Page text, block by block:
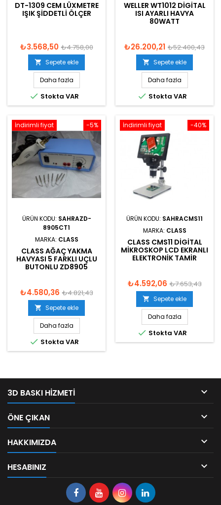
DT-1309 CEM LÜXMETRE
IŞIK ŞIDDETLI ÖLÇER
₺3.568,50 ₺4.758,00
 Sepete ekle
Daha fazla
 Stokta VAR
WELLER WT1012 DIGITAL
ISI AYARLI HAVYA
80WATT
₺26.200,21 ₺52.400,43
 Sepete ekle
Daha fazla
 Stokta VAR
-5%
İndirimli fiyat
ÜRÜN KODU: SAHRAZD-
8905CT1
MARKA: CLASS
CLASS AĞAÇ YAKMA
HAVYASI 5 FARKLI UÇLU
BUTONLU ZD8905
₺4.580,36 ₺4.821,43
 Sepete ekle
Daha fazla
 Stokta VAR
-40%
İndirimli fiyat
ÜRÜN KODU: SAHRACMS11
MARKA: CLASS
CLASS CMS11 DIGITAL
MIKROSKOP LCD EKRANLI
ELEKTRONIK TAMIR
₺4.592,06 ₺7.653,43
 Sepete ekle
Daha fazla
 Stokta VAR
3D BASKI HIZMETI 
ÖNE ÇIKAN 
HAKKIMIZDA 
HESABINIZ 